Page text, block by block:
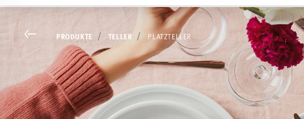
Go backPRODUKTE TELLER PLATZTELLER